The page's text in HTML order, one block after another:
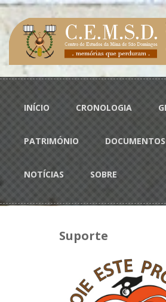
Passar para o conteúdo principal
Menu principal
INÍCIO CRONOLOGIA
PATRIMÓNIO DOCUMENTOS
NOTÍCIAS SOBRE
Suporte